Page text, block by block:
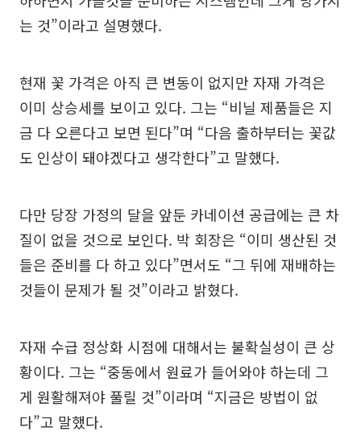
는 것”이라고 설명했다.
현재 꽃 가격은 아직 큰 변동이 없지만 자재 가격은
이미 상승세를 보이고 있다. 그는 “비닐 제품들은 지
금 다 오른다고 보면 된다”며 “다음 출하부터는 꽃값
도 인상이 돼야겠다고 생각한다”고 말했다.
다만 당장 가정의 달을 앞둔 카네이션 공급에는 큰 차
질이 없을 것으로 보인다. 박 회장은 “이미 생산된 것
들은 준비를 다 하고 있다”면서도 “그 뒤에 재배하는
것들이 문제가 될 것”이라고 밝혔다.
자재 수급 정상화 시점에 대해서는 불확실성이 큰 상
황이다. 그는 “중동에서 원료가 들어와야 하는데 그
게 원활해져야 풀릴 것”이라며 “지금은 방법이 없
다”고 말했다.